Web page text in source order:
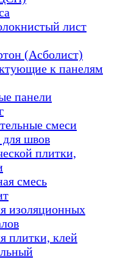
лист
(Асболист)
к панелям
панели
смеси
для швов
плитки,
смесь
изоляционных
плитки, клей